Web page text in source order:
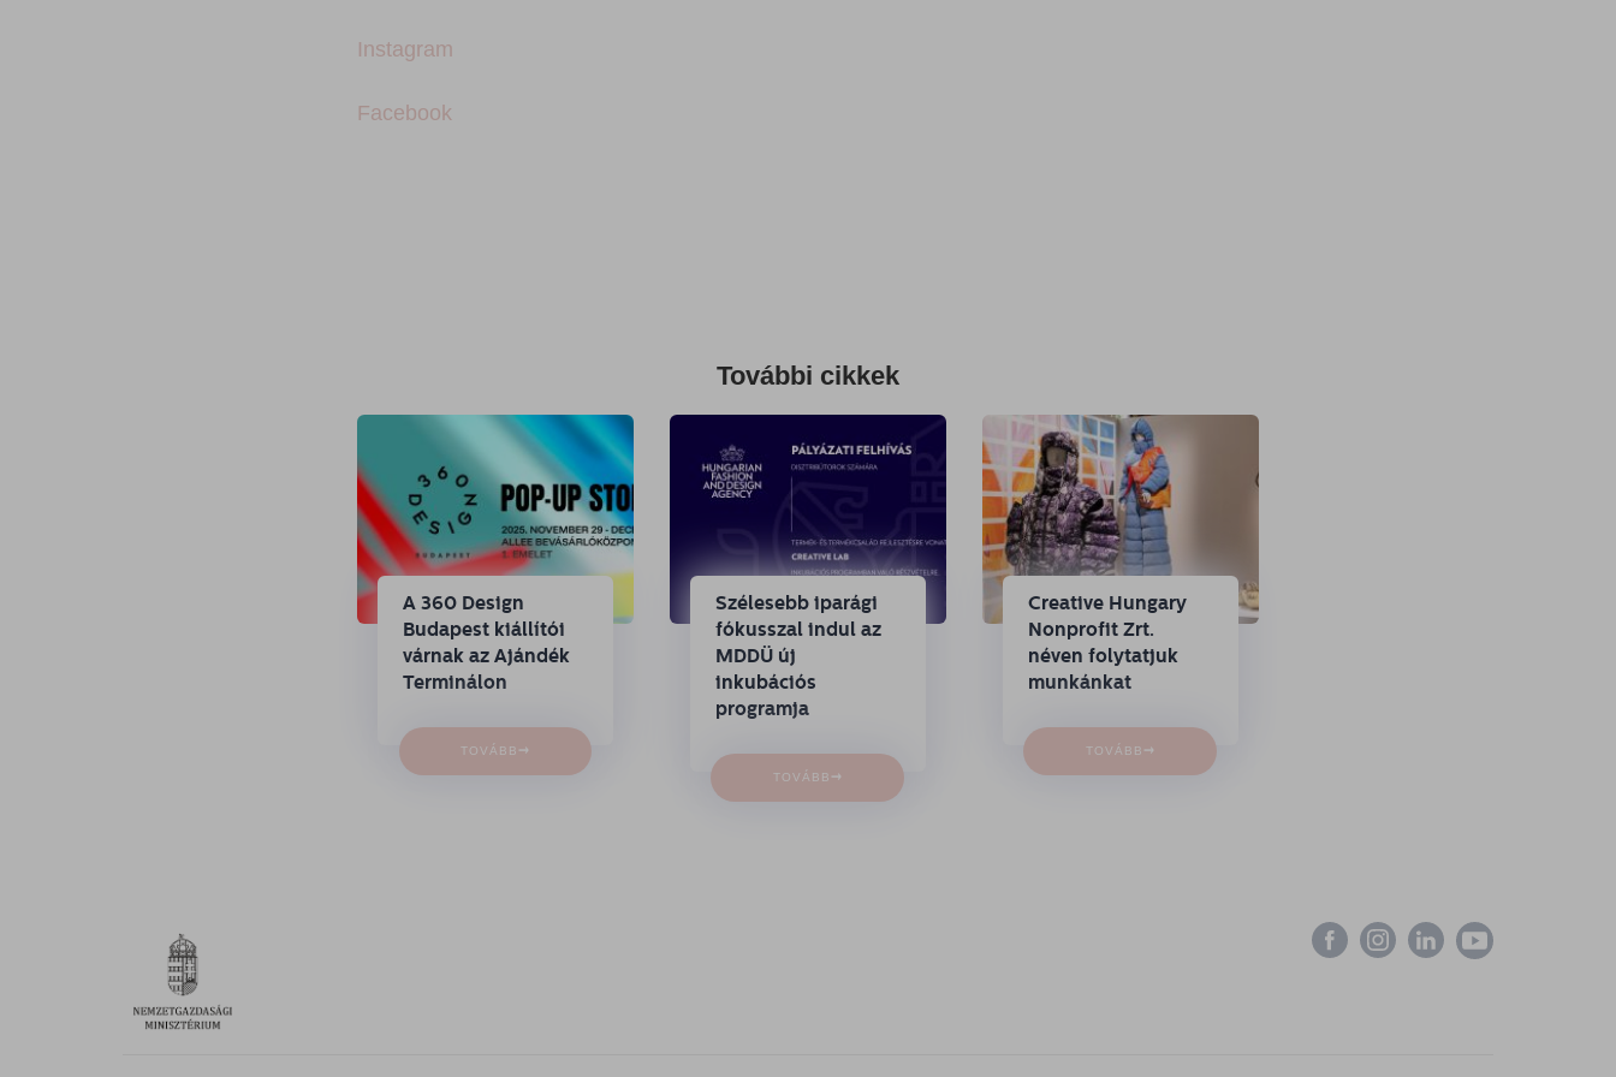
Instagram
Facebook
További cikkek
A 360 Design
Budapest kiállítói
várnak az Ajándék
Terminálon
TOVÁBB →
Szélesebb iparági
fókusszal indul az
MDDÜ új
inkubációs
programja
TOVÁBB →
Creative Hungary
Nonprofit Zrt.
néven folytatjuk
munkánkat
TOVÁBB →